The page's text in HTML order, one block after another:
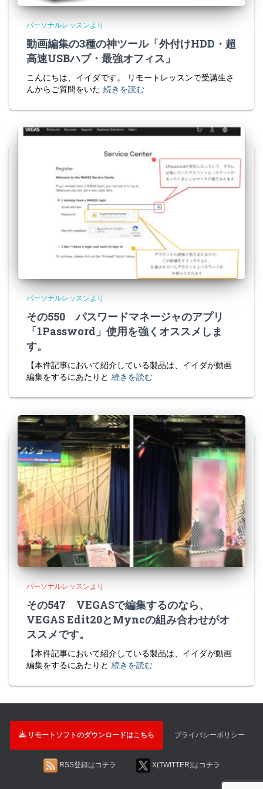
パーソナルレッスンより
動画編集の3種の神ツール「外付けHDD・超
高速USBハブ・最強オフィス」
こんにちは、イイダです。 リモートレッスンで受講生さ
んからご質問をいた 続きを読む
パーソナルレッスンより
その550 パスワードマネージャのアプリ
「1Password」使用を強くオススメしま
す。
【本件記事において紹介している製品は、イイダが動画
編集をするにあたりと 続きを読む
パーソナルレッスンより
その547 VEGASで編集するのなら、
VEGAS Edit20とMyncの組み合わせがオ
ススメです。
【本件記事において紹介している製品は、イイダが動画
編集をするにあたりと 続きを読む
リモートソフトのダウンロードはこちら プライバシーポリシー
RSS登録はコチラ X(TWITTER)はコチラ